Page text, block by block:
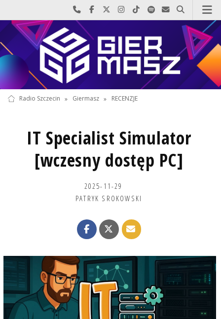
Najlepiej po prostu do nas zadzwoń
Odwiedź nas na Facebook-u
Odwiedź nas na X
Odwiedź nas na Instagram-ie
Odwiedź nas na TikTok-u
Szukaj nas na Spotify
Wyślij do nas
Szukaj
Radio Szczecin » Giermasz » RECENZJE
IT Specialist Simulator
[wczesny dostęp PC]
2025-11-29
PATRYK SROKOWSKI